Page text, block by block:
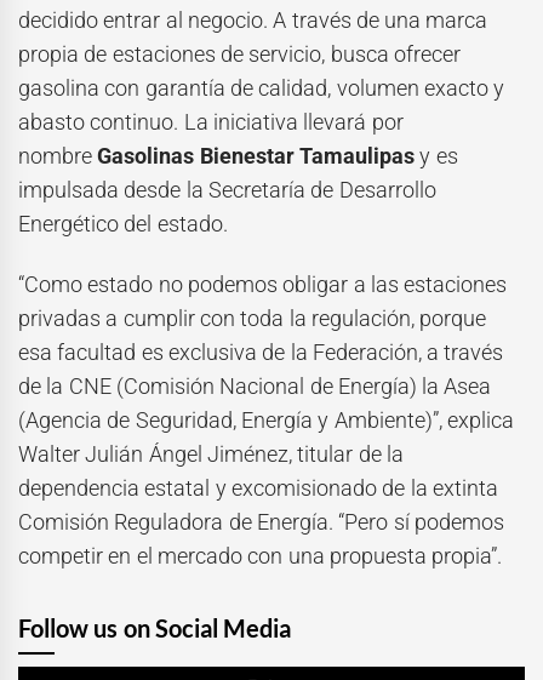
decidido entrar al negocio. A través de una marca
propia de estaciones de servicio, busca ofrecer
gasolina con garantía de calidad, volumen exacto y
abasto continuo. La iniciativa llevará por
nombreGasolinas Bienestar Tamaulipasy es
impulsada desde la Secretaría de Desarrollo
Energético del estado.
“Como estado no podemos obligar a las estaciones
privadas a cumplir con toda la regulación, porque
esa facultad es exclusiva de la Federación, a través
de la CNE (Comisión Nacional de Energía) la Asea
(Agencia de Seguridad, Energía y Ambiente)”, explica
Walter Julián Ángel Jiménez, titular de la
dependencia estatal y excomisionado de la extinta
Comisión Reguladora de Energía. “Pero sí podemos
competir en el mercado con una propuesta propia”.
Follow us on Social Media